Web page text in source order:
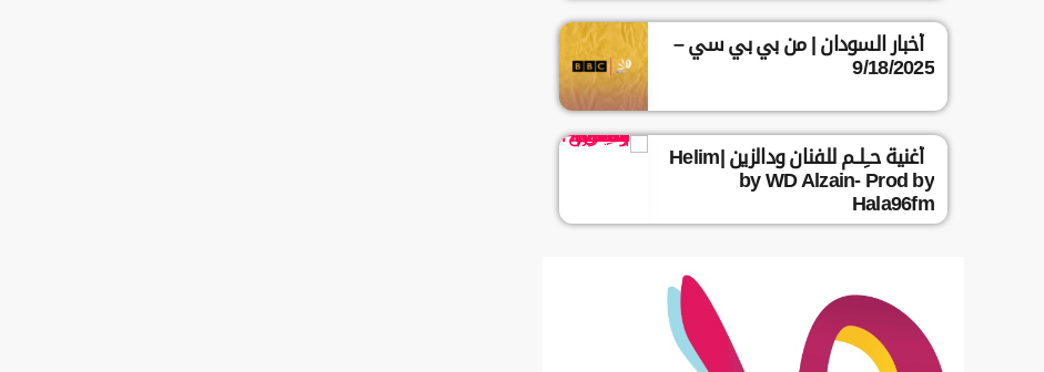
أخبار السودان | من بي بي سي –
9/18/2025
أغنية حــِلــم للفنان ودالزين |Helim
by WD Alzain- Prod by
Hala96fm